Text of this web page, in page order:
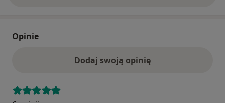
Opinie
Dodaj swoją opinię